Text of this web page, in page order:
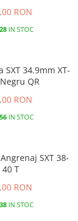
RON
28IN STOC
XT-
QR
RON
56IN STOC
SXT 38-
40 T
RON
38IN STOC